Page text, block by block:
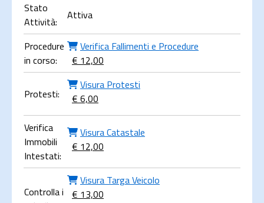
Stato
Attività:
Attiva
Procedure
in corso:
Verifica Fallimenti e Procedure
€ 12,00
Protesti:
Visura Protesti
€ 6,00
Verifica
Immobili
Intestati:
Visura Catastale
€ 12,00
Controlla i
Visura Targa Veicolo
€ 13,00